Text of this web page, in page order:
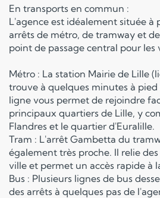
En transports en commun :
L'agence est idéalement située à
arrêts de métro, de tramway et
point de passage central pour les
Métro : La station Mairie de Lille
trouve à quelques minutes à
ligne vous permet de rejoindre
principaux quartiers de Lille, y
Flandres et le quartier d'Euralille.
Tram : L'arrêt Gambetta du
également très proche. Il relie des
ville et permet un accès rapide à
Bus : Plusieurs lignes de bus
des arrêts à quelques pas de